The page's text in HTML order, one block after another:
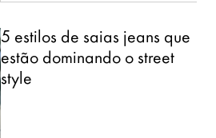
5 estilos de saias jeans que
estão dominando o street
style